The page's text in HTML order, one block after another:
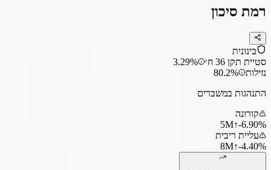
רמת סיכון
בינונית
סטיית תקן 36 ח׳
3.29%
נזילות
80.2%
התנהגות במשברים
קורונה
‎-6.90%
↑
5M
עליית ריבית
‎-4.40%
↑
8M